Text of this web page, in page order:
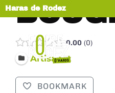
Haras de Rodez
0.00 0
Artisanat
BOOKMARK